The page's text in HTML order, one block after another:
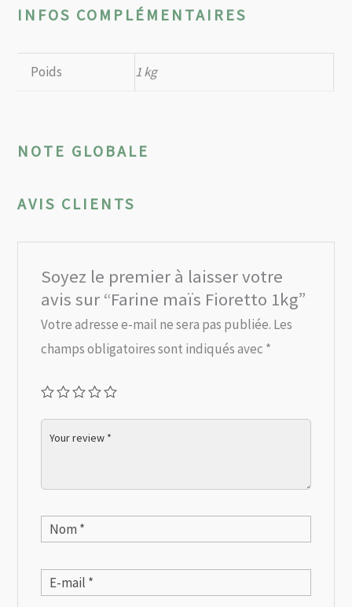
INFOS COMPLÉMENTAIRES
Poids 1 kg
NOTE GLOBALE
AVIS CLIENTS
Soyez le premier à laisser votre
avis sur “Farine maïs Fioretto 1kg”
Votre adresse e-mail ne sera pas publiée. Les
champs obligatoires sont indiqués avec *